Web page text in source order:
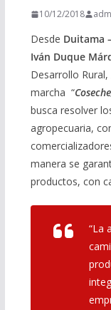
10/12/2018
Desde Duitama
Iván Duque
Desarrollo Rural,
marcha “
busca resolver
agropecuaria,
manera se
productos, con
“La